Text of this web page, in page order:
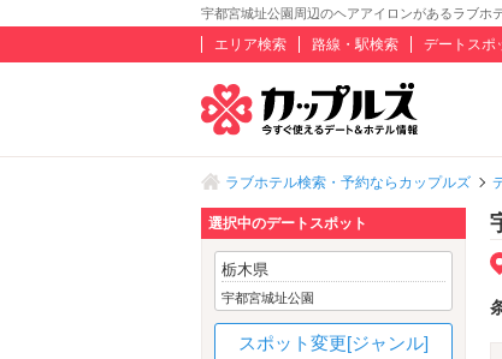
宇都宮城址公園周辺のヘアアイロンがあるラブホ
エリア検索 路線・駅検索 デートスポ
ラブホテル検索・予約ならカップルズ
選択中のデートスポット
栃木県
宇都宮城址公園
スポット変更[ジャンル]